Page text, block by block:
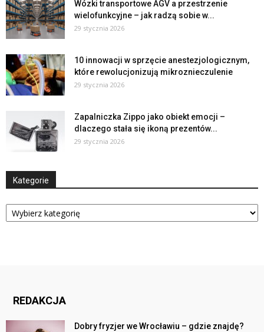
Wózki transportowe AGV a przestrzenie
wielofunkcyjne – jak radzą sobie w...
29 stycznia 2026
10 innowacji w sprzęcie anestezjologicznym,
które rewolucjonizują mikroznieczulenie
29 stycznia 2026
Zapalniczka Zippo jako obiekt emocji –
dlaczego stała się ikoną prezentów...
29 stycznia 2026
Kategorie
Kategorie
REDAKCJA
Dobry fryzjer we Wrocławiu – gdzie znajdę?